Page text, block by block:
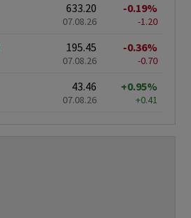
633.20
07.08.26
-0.19%
-1.20
195.45
07.08.26
-0.36%
-0.70
43.46
07.08.26
+0.95%
+0.41